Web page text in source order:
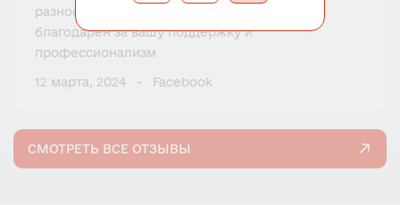
разнообразием и новаторством. Я очень
благодарен за вашу поддержку и
профессионализм
12 марта, 2024 Facebook
СМОТРЕТЬ ВСЕ ОТЗЫВЫ